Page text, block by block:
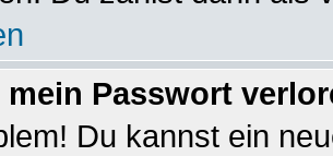
mein Passwort
Du kannst ein